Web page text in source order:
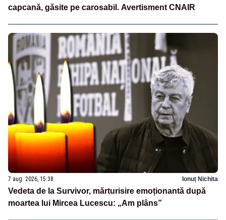
capcană, găsite pe carosabil. Avertisment CNAIR
7 aug. 2026, 15:38 Ionuț Nichita
Vedeta de la Survivor, mărturisire emoționantă după
moartea lui Mircea Lucescu: „Am plâns”